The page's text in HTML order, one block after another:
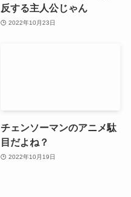
反する主人公じゃん
2022年10月23日
チェンソーマンのアニメ駄
目だよね？
2022年10月19日